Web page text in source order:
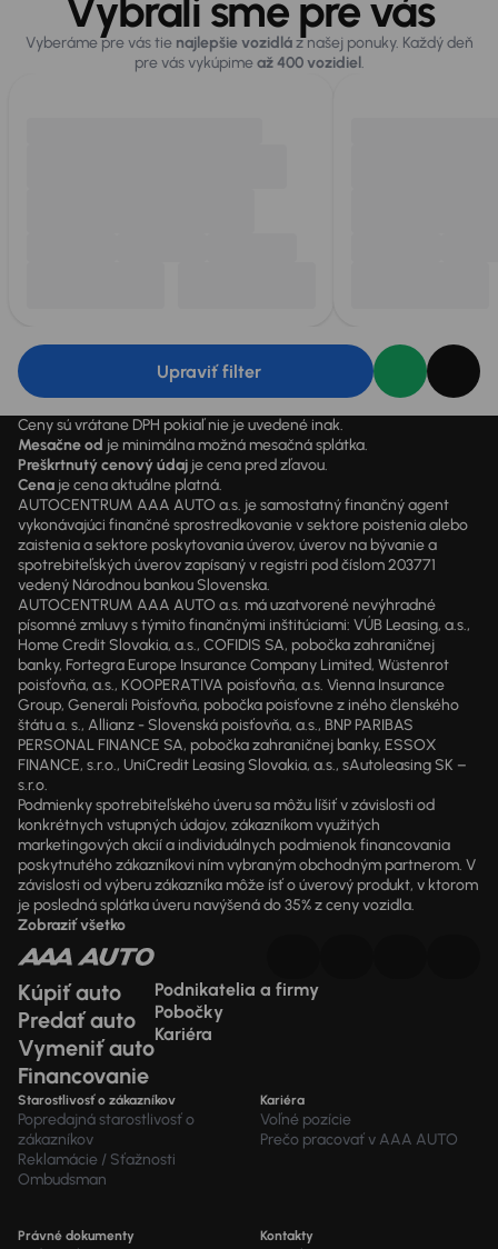
Vybrali sme pre vás
Vyberáme pre vás tie najlepšie vozidláz našej ponuky. Každý deň
pre vás vykúpimeaž 400 vozidiel.
Upraviť filter
Ceny sú vrátane DPH pokiaľ nie je uvedené inak.
Mesačne od je minimálna možná mesačná splátka.
Preškrtnutý cenový údaj je cena pred zľavou.
Cena je cena aktuálne platná.
AUTOCENTRUM AAA AUTO a.s. je samostatný finančný agent
vykonávajúci finančné sprostredkovanie v sektore poistenia alebo
zaistenia a sektore poskytovania úverov, úverov na bývanie a
spotrebiteľských úverov zapísaný v registri pod číslom 203771
vedený Národnou bankou Slovenska.
AUTOCENTRUM AAA AUTO a.s. má uzatvorené nevýhradné
písomné zmluvy s týmito finančnými inštitúciami: VÚB Leasing, a.s.,
Home Credit Slovakia, a.s., COFIDIS SA, pobočka zahraničnej
banky, Fortegra Europe Insurance Company Limited, Wüstenrot
poisťovňa, a.s., KOOPERATIVA poisťovňa, a.s. Vienna Insurance
Group, Generali Poisťovňa, pobočka poisťovne z iného členského
štátu a. s., Allianz - Slovenská poisťovňa, a.s., BNP PARIBAS
PERSONAL FINANCE SA, pobočka zahraničnej banky, ESSOX
FINANCE, s.r.o., UniCredit Leasing Slovakia, a.s., sAutoleasing SK –
s.r.o.
Podmienky spotrebiteľského úveru sa môžu líšiť v závislosti od
konkrétnych vstupných údajov, zákazníkom využitých
marketingových akcií a individuálnych podmienok financovania
poskytnutého zákazníkovi ním vybraným obchodným partnerom. V
závislosti od výberu zákazníka môže ísť o úverový produkt, v ktorom
je posledná splátka úveru navýšená do 35% z ceny vozidla.
Zobraziť všetko
Kúpiť auto
Predať auto
Vymeniť auto
Financovanie
Podnikatelia a firmy
Pobočky
Kariéra
Starostlivosť o zákazníkov
Popredajná starostlivosť o
zákazníkov
Reklamácie / Sťažnosti
Ombudsman
Kariéra
Voľné pozície
Prečo pracovať v AAA AUTO
Právné dokumenty Kontakty